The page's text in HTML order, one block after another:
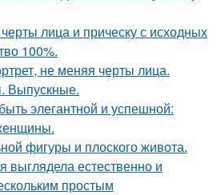
лица и прическу с исходных
100%.
не меняя черты лица.
Выпускные.
элегантной и успешной:
фигуры и плоского живота.
естественно и
простым